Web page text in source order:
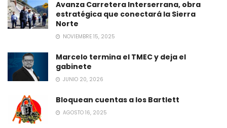
Avanza Carretera Interserrana, obra
estratégica que conectará la Sierra
Norte
NOVIEMBRE 15, 2025
Marcelo termina el TMEC y deja el
gabinete
JUNIO 20, 2026
Bloquean cuentas a los Bartlett
AGOSTO 16, 2025